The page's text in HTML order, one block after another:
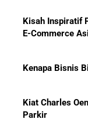
E-Commerce
Parkir